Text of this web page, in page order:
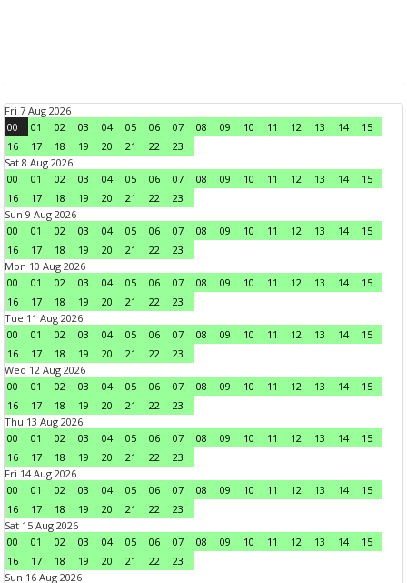
Fri 7 Aug 2026
00
01 02 03 04 05 06 07 08 09 10 11 12 13 14
15
16
17 18 19 20 21 22
23
Sat 8 Aug 2026
00
01 02 03 04 05 06 07 08 09 10 11 12 13 14
15
16
17 18 19 20 21 22
23
Sun 9 Aug 2026
00
01 02 03 04 05 06 07 08 09 10 11 12 13 14
15
16
17 18 19 20 21 22
23
Mon 10 Aug 2026
00
01 02 03 04 05 06 07 08 09 10 11 12 13 14
15
16
17 18 19 20 21 22
23
Tue 11 Aug 2026
00
01 02 03 04 05 06 07 08 09 10 11 12 13 14
15
16
17 18 19 20 21 22
23
Wed 12 Aug 2026
00
01 02 03 04 05 06 07 08 09 10 11 12 13 14
15
16
17 18 19 20 21 22
23
Thu 13 Aug 2026
00
01 02 03 04 05 06 07 08 09 10 11 12 13 14
15
16
17 18 19 20 21 22
23
Fri 14 Aug 2026
00
01 02 03 04 05 06 07 08 09 10 11 12 13 14
15
16
17 18 19 20 21 22
23
Sat 15 Aug 2026
00
01 02 03 04 05 06 07 08 09 10 11 12 13 14
15
16
17 18 19 20 21 22
23
Sun 16 Aug 2026